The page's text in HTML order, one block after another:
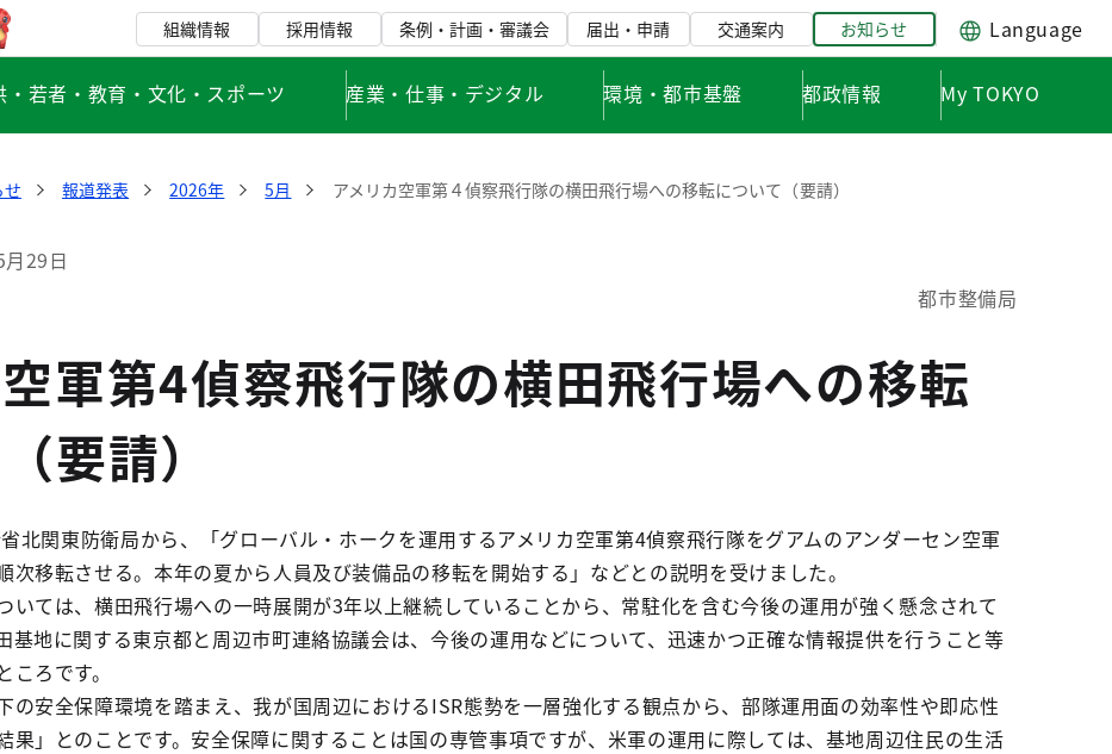
組織情報 採用情報 条例・計画・審議会 届出・申請 交通案内 お知らせ Language
・若者・教育・文化・スポーツ 産業・仕事・デジタル 環境・都市基盤 都政情報 My TOKYO
せ 報道発表 2026年 5月 アメリカ空軍第４偵察飛行隊の横田飛行場への移転について（要請）
29日
都市整備局
軍第4偵察飛行隊の横田飛行場への移転
要請）
北関東防衛局から、「グローバル・ホークを運用するアメリカ空軍第4偵察飛行隊をグアムのアンダーセン空軍
次移転させる。本年の夏から人員及び装備品の移転を開始する」などとの説明を受けました。
いては、横田飛行場への一時展開が3年以上継続していることから、常駐化を含む今後の運用が強く懸念されて
基地に関する東京都と周辺市町連絡協議会は、今後の運用などについて、迅速かつ正確な情報提供を行うこと等
ろです。
の安全保障環境を踏まえ、我が国周辺におけるISR態勢を一層強化する観点から、部隊運用面の効率性や即応性
果」とのことです。安全保障に関することは国の専管事項ですが、米軍の運用に際しては、基地周辺住民の生活